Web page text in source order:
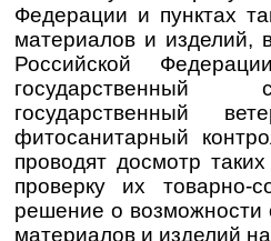
Федерации и пунктах
материалов и изделий,
Российской
государственный
государственный
фитосанитарный
проводят досмотр
проверку их товарно-
решение о возможности
материалов и изделий